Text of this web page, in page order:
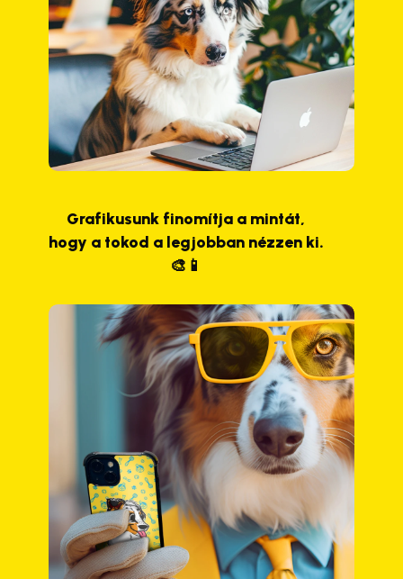
Grafikusunk finomítja a mintát,
hogy a tokod a legjobban nézzen ki.
🎨📱